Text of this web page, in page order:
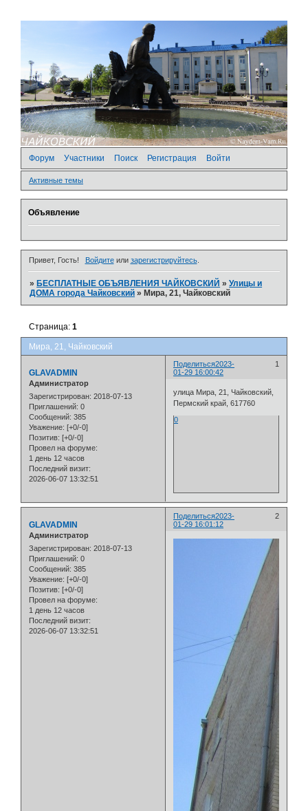
Форум Участники Поиск Регистрация Войти
Активные темы
Объявление
Привет, Гость! Войдитеили зарегистрируйтесь.
» БЕСПЛАТНЫЕ ОБЪЯВЛЕНИЯ ЧАЙКОВСКИЙ »­Улицы и
ДОМА города Чайковский » Мира, 21, Чайковский
Мира, 21, Чайковский
Страница:1
Поделиться 1
2023-
01-29 16:00:42
GLAVADMIN
Администратор
Зарегистрирован: 2018-07-13
Приглашений: 0
Сообщений: 385
Уважение: [+0/-0]
Позитив: [+0/-0]
Провел на форуме:
1 день 12 часов
Последний визит:
2026-06-07 13:32:51
улица Мира, 21, Чайковский,
Пермский край, 617760
0
Поделиться 2
2023-
01-29 16:01:12
GLAVADMIN
Администратор
Зарегистрирован: 2018-07-13
Приглашений: 0
Сообщений: 385
Уважение: [+0/-0]
Позитив: [+0/-0]
Провел на форуме:
1 день 12 часов
Последний визит:
2026-06-07 13:32:51